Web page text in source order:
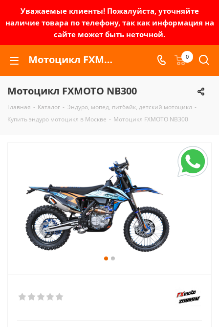
Уважаемые клиенты! Пожалуйста, уточняйте
наличие товара по телефону, так как информация на
сайте может быть неточной.
Мотоцикл FXMOTO NB300 | Зел-мото 0
Мотоцикл FXMOTO NB300
Главная - Каталог - Эндуро, мопед, питбайк, детский мотоцикл -
Купить эндуро мотоцикл в Москве - Мотоцикл FXMOTO NB300